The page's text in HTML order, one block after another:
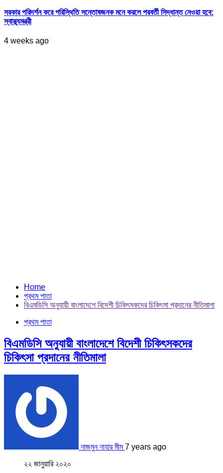
সরকার পরিদর্শন করে পরিস্থিতি সন্তোষজনক মনে করলে পরবর্তী সিদ্ধান্ত নেওয়া হবে:
স্বাস্থ্যমন্ত্রী
4 weeks ago
Home
প্রথম পাতা
বিএমডিসি অনুযায়ী বাংলাদেশে বিদেশী চিকিৎসকদের চিকিৎসা প্রদানের নীতিমালা
প্রথম পাতা
বিএমডিসি অনুযায়ী বাংলাদেশে বিদেশী চিকিৎসকদের
চিকিৎসা প্রদানের নীতিমালা
নাজমুন নাহার মীম 7 years ago
২২ জানুয়ারি ২০২০